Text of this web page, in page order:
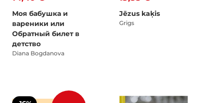
Моя бабушка и
вареники или
Обратный билет в
детство
Diana Bogdanova
Jēzus kaķis
Grigs